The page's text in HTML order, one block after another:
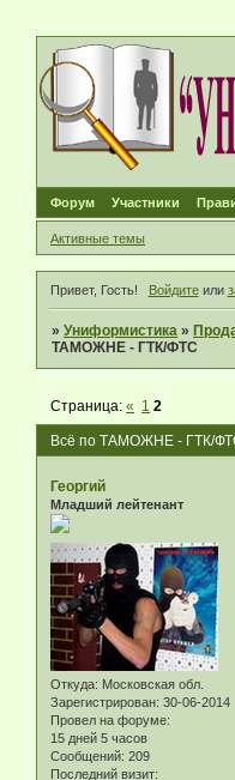
Форум Участники
Активные темы
Привет, Гость! Войдитеили
»Униформистика »
ТАМОЖНЕ - ГТК/ФТС
Всё по ТАМОЖНЕ - ГТК/
Страница:« 1 2
Георгий
Младший лейтенант
Откуда: Московская обл.
Зарегистрирован: 30-06-2014
Провел на форуме:
15 дней 5 часов
Сообщений: 209
Последний визит: